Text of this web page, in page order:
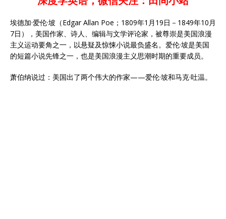
埃德加·爱伦·坡（Edgar Allan Poe；1809年1月19日－1849年10月
7日），美国作家、诗人、编辑与文学评论家，被尊崇是美国浪漫
主义运动要角之一，以悬疑及惊悚小说最负盛名。爱伦·坡是美国
的短篇小说先锋之一，也是美国浪漫主义思潮时期的重要成员。
萧伯纳说过：美国出了两个伟大的作家——爱伦·坡和马克·吐温。